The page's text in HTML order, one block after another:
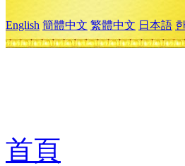
English 簡體中文 繁體中文 日本語
首頁